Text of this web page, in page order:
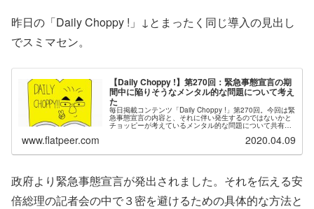
昨日の「Daily Choppy !」↓とまったく同じ導入の見出し
でスミマセン。
【Daily Choppy !】第270回：緊急事態宣言の期
間中に陥りそうなメンタル的な問題について考え
た
毎日掲載コンテンツ「Daily Choppy !」第270回。今回は緊
急事態宣言の内容と、それに伴い発生するのではないかと
チョッピーが考えているメンタル的な問題について共有さ
www.flatpeer.com 2020.04.09
政府より緊急事態宣言が発出されました。それを伝える安
倍総理の記者会の中で３密を避けるための具体的な方法と